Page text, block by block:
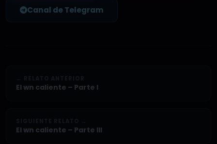
Canal de Telegram
El wn caliente – Parte I
El wn caliente – Parte III